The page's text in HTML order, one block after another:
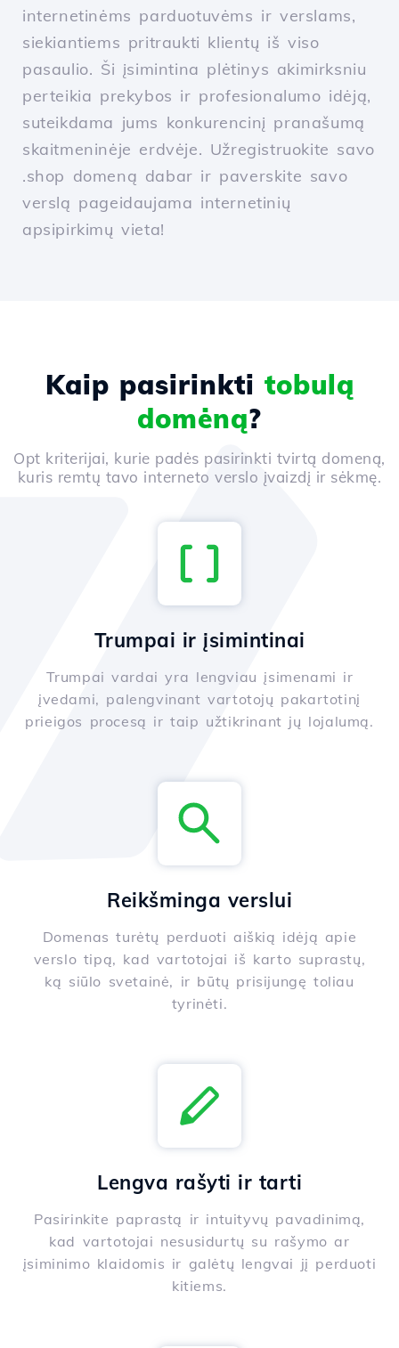
internetinėms parduotuvėms ir verslams,
siekiantiems pritraukti klientų iš viso
pasaulio. Ši įsimintina plėtinys akimirksniu
perteikia prekybos ir profesionalumo idėją,
suteikdama jums konkurencinį pranašumą
skaitmeninėje erdvėje. Užregistruokite savo
.shop domeną dabar ir paverskite savo
verslą pageidaujama internetinių
apsipirkimų vieta!
Kaip pasirinkti tobulą
domėną?
Opt kriterijai, kurie padės pasirinkti tvirtą domeną,
kuris remtų tavo interneto verslo įvaizdį ir sėkmę.
Trumpai ir įsimintinai
Trumpai vardai yra lengviau įsimenami ir
įvedami, palengvinant vartotojų pakartotinį
prieigos procesą ir taip užtikrinant jų lojalumą.
Reikšminga verslui
Domenas turėtų perduoti aiškią idėją apie
verslo tipą, kad vartotojai iš karto suprastų,
ką siūlo svetainė, ir būtų prisijungę toliau
tyrinėti.
Lengva rašyti ir tarti
Pasirinkite paprastą ir intuityvų pavadinimą,
kad vartotojai nesusidurtų su rašymo ar
įsiminimo klaidomis ir galėtų lengvai jį perduoti
kitiems.